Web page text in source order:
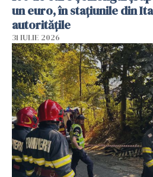
un euro, în stațiunile din
autoritățile
31 IULIE 2026